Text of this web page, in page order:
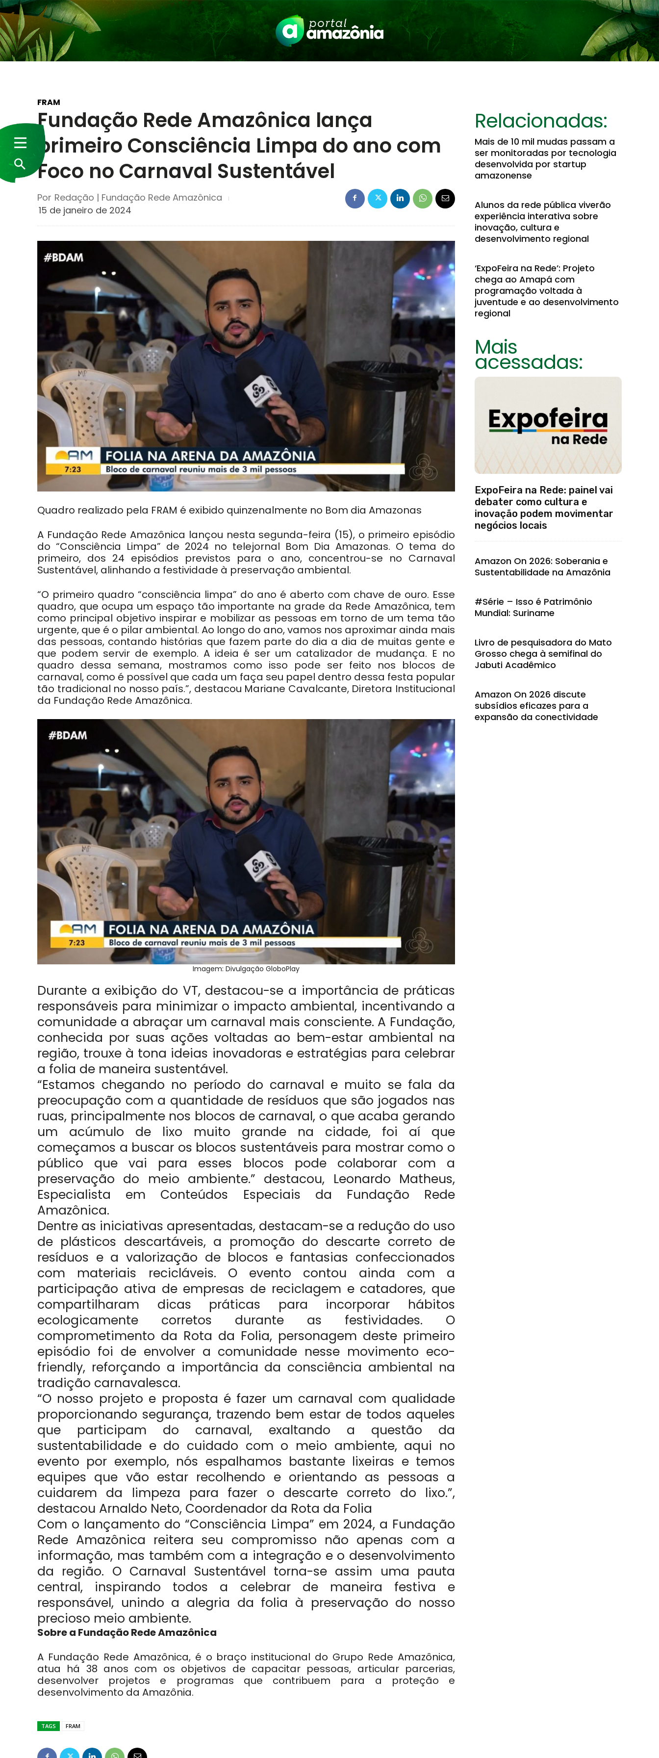
FRAM
Fundação Rede Amazônica lança
primeiro Consciência Limpa do ano com
Foco no Carnaval Sustentável
Por Redação | Fundação Rede Amazônica
15 de janeiro de 2024
Quadro realizado pela FRAM é exibido quinzenalmente no Bom dia Amazonas
A Fundação Rede Amazônica lançou nesta segunda-feira (15), o primeiro episódio
do “Consciência Limpa” de 2024 no telejornal Bom Dia Amazonas. O tema do
primeiro, dos 24 episódios previstos para o ano, concentrou-se no Carnaval
Sustentável, alinhando a festividade à preservação ambiental.
“O primeiro quadro “consciência limpa” do ano é aberto com chave de ouro. Esse
quadro, que ocupa um espaço tão importante na grade da Rede Amazônica, tem
como principal objetivo inspirar e mobilizar as pessoas em torno de um tema tão
urgente, que é o pilar ambiental. Ao longo do ano, vamos nos aproximar ainda mais
das pessoas, contando histórias que fazem parte do dia a dia de muitas gente e
que podem servir de exemplo. A ideia é ser um catalizador de mudança. E no
quadro dessa semana, mostramos como isso pode ser feito nos blocos de
carnaval, como é possível que cada um faça seu papel dentro dessa festa popular
tão tradicional no nosso país.”, destacou Mariane Cavalcante, Diretora Institucional
da Fundação Rede Amazônica.
Imagem: Divulgação GloboPlay
Durante a exibição do VT, destacou-se a importância de práticas
responsáveis para minimizar o impacto ambiental, incentivando a
comunidade a abraçar um carnaval mais consciente. A Fundação,
conhecida por suas ações voltadas ao bem-estar ambiental na
região, trouxe à tona ideias inovadoras e estratégias para celebrar
a folia de maneira sustentável.
“Estamos chegando no período do carnaval e muito se fala da
preocupação com a quantidade de resíduos que são jogados nas
ruas, principalmente nos blocos de carnaval, o que acaba gerando
um acúmulo de lixo muito grande na cidade, foi aí que
começamos a buscar os blocos sustentáveis para mostrar como o
público que vai para esses blocos pode colaborar com a
preservação do meio ambiente.” destacou, Leonardo Matheus,
Especialista em Conteúdos Especiais da Fundação Rede
Amazônica.
Dentre as iniciativas apresentadas, destacam-se a redução do uso
de plásticos descartáveis, a promoção do descarte correto de
resíduos e a valorização de blocos e fantasias confeccionados
com materiais recicláveis. O evento contou ainda com a
participação ativa de empresas de reciclagem e catadores, que
compartilharam dicas práticas para incorporar hábitos
ecologicamente corretos durante as festividades. O
comprometimento da Rota da Folia, personagem deste primeiro
episódio foi de envolver a comunidade nesse movimento eco-
friendly, reforçando a importância da consciência ambiental na
tradição carnavalesca.
“O nosso projeto e proposta é fazer um carnaval com qualidade
proporcionando segurança, trazendo bem estar de todos aqueles
que participam do carnaval, exaltando a questão da
sustentabilidade e do cuidado com o meio ambiente, aqui no
evento por exemplo, nós espalhamos bastante lixeiras e temos
equipes que vão estar recolhendo e orientando as pessoas a
cuidarem da limpeza para fazer o descarte correto do lixo.”,
destacou Arnaldo Neto, Coordenador da Rota da Folia
Com o lançamento do “Consciência Limpa” em 2024, a Fundação
Rede Amazônica reitera seu compromisso não apenas com a
informação, mas também com a integração e o desenvolvimento
da região. O Carnaval Sustentável torna-se assim uma pauta
central, inspirando todos a celebrar de maneira festiva e
responsável, unindo a alegria da folia à preservação do nosso
precioso meio ambiente.
Sobre a Fundação Rede Amazônica
A Fundação Rede Amazônica, é o braço institucional do Grupo Rede Amazônica,
atua há 38 anos com os objetivos de capacitar pessoas, articular parcerias,
desenvolver projetos e programas que contribuem para a proteção e
desenvolvimento da Amazônia.
TAGS FRAM
Relacionadas:
Mais de 10 mil mudas passam a
ser monitoradas por tecnologia
desenvolvida por startup
amazonense
Alunos da rede pública viverão
experiência interativa sobre
inovação, cultura e
desenvolvimento regional
‘ExpoFeira na Rede’: Projeto
chega ao Amapá com
programação voltada à
juventude e ao desenvolvimento
regional
Mais
acessadas:
ExpoFeira na Rede: painel vai
debater como cultura e
inovação podem movimentar
negócios locais
Amazon On 2026: Soberania e
Sustentabilidade na Amazônia
#Série – Isso é Patrimônio
Mundial: Suriname
Livro de pesquisadora do Mato
Grosso chega à semifinal do
Jabuti Acadêmico
Amazon On 2026 discute
subsídios eficazes para a
expansão da conectividade